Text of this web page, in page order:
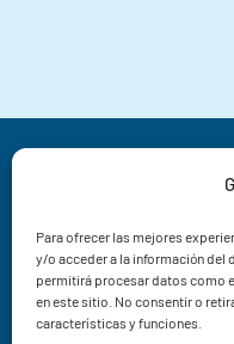
Para ofrecer las mejores
y/o acceder a la información
permitirá procesar datos como
en este sitio. No consentir o
características y funciones.
Instituto de
36208 Vigo
Pontevedra
+34 986 23 19 30